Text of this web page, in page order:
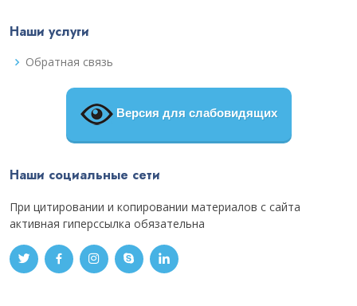
Наши услуги
Обратная связь
Версия для слабовидящих
Наши социальные сети
При цитировании и копировании материалов с сайта
активная гиперссылка обязательна